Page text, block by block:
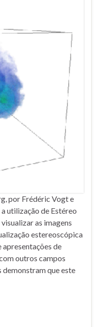
por Frédéric Vogt e
utilização de Estéreo
as imagens
estereoscópica
apresentações de
outros campos
que este